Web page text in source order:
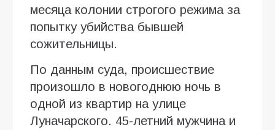
месяца колонии строгого режима за
попытку убийства бывшей
сожительницы.
По данным суда, происшествие
произошло в новогоднюю ночь в
одной из квартир на улице
Луначарского. 45-летний мужчина и